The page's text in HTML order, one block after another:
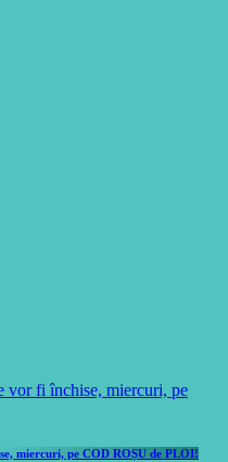
miercuri, pe COD ROȘU de PLOI!